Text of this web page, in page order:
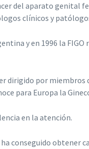
del aparato genital
clínicos y
y en 1996 la
dirigido por miembros
para Europa la
en la atención.
conseguido obtener